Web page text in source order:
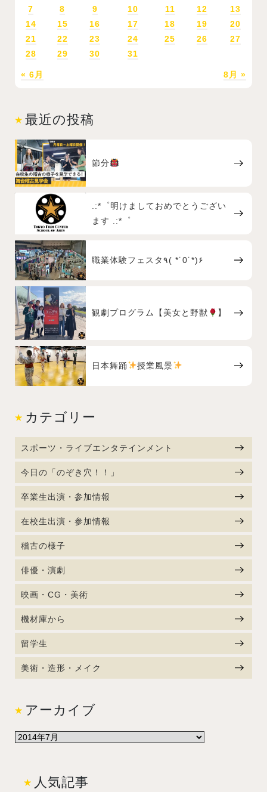
« 6月 8月 »
7
8 9 10 11 12
13
14
15 16 17 18 19
20
21
22 23 24 25 26
27
28
29 30 31
最近の投稿
節分
.:*゜明けましておめでとうござい
ます .:*゜
職業体験フェスタ٩( *˙0˙*)۶
観劇プログラム【美女と野獣 】
日本舞踊 授業風景
カテゴリー
スポーツ・ライブエンタテインメント
今日の「のぞき穴！！」
卒業生出演・参加情報
在校生出演・参加情報
稽古の様子
俳優・演劇
映画・CG・美術
機材庫から
留学生
美術・造形・メイク
アーカイブ
人気記事